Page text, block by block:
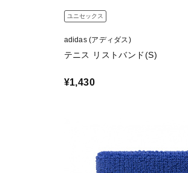
ユニセックス
adidas (アディダス)
テニス リストバンド(S)
¥1,430